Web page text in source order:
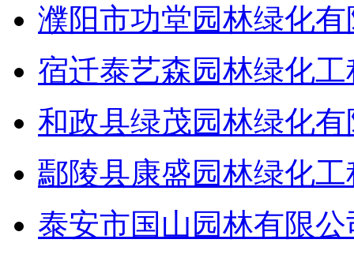
濮阳市功堂园林绿化
宿迁泰艺森园林绿化
和政县绿茂园林绿化
鄢陵县康盛园林绿化
泰安市国山园林有限公